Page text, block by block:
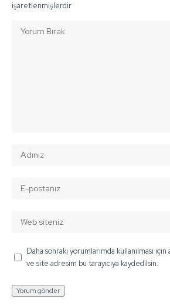
işaretlenmişlerdir
Daha sonraki yorumlarımda kullanılması
ve site adresim bu tarayıcıya kaydedilsin.